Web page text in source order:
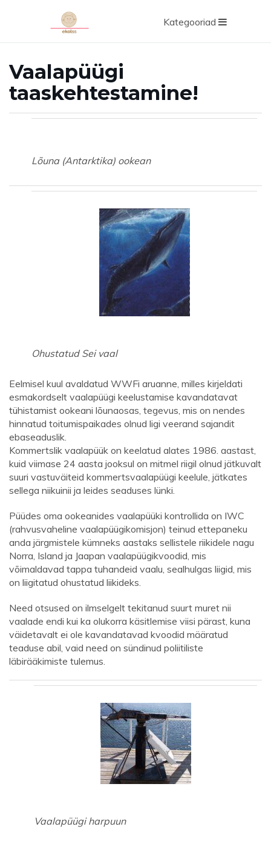
Kategooriad
Vaalapüügi
taaskehtestamine!
Lõuna (Antarktika) ookean
Ohustatud Sei vaal
Eelmisel kuul avaldatud WWFi aruanne, milles kirjeldati
esmakordselt vaalapüügi keelustamise kavandatavat
tühistamist ookeani lõunaosas, tegevus, mis on nendes
hinnatud toitumispaikades olnud ligi veerand sajandit
ebaseaduslik.
Kommertslik vaalapüük on keelatud alates 1986. aastast,
kuid viimase 24 aasta jooksul on mitmel riigil olnud jätkuvalt
suuri vastuväiteid kommertsvaalapüügi keelule, jätkates
sellega niikuinii ja leides seaduses lünki.
Püüdes oma ookeanides vaalapüüki kontrollida on IWC
(rahvusvaheline vaalapüügikomisjon) teinud ettepaneku
anda järgmistele kümneks aastaks sellistele riikidele nagu
Norra, Island ja Jaapan vaalapüügikvoodid, mis
võimaldavad tappa tuhandeid vaalu, sealhulgas liigid, mis
on liigitatud ohustatud liikideks.
Need otsused on ilmselgelt tekitanud suurt muret nii
vaalade endi kui ka olukorra käsitlemise viisi pärast, kuna
väidetavalt ei ole kavandatavad kvoodid määratud
teaduse abil, vaid need on sündinud poliitiliste
läbirääkimiste tulemus.
Vaalapüügi harpuun